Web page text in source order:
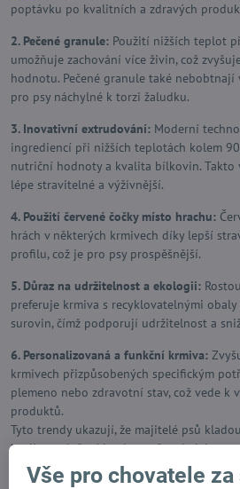
poptávku po kvalitních a zdravých
2. Pečené granule: Použití nižších teplot
umožňuje zachování více živin, což
hodnotu. Pečené granule také nebobtnají
pro psy náchylné k torzi žaludku.
3. Inovativní extrudování: Moderní
ingrediencí při nižších teplotách kolem 90
nutriční hodnoty a kvalita bílkovin. Takto
lépe stravitelné a výživnější.
4. Použití červené čočky místo hrachu:
hrách v některých krmivech díky lepší
profilu, což je pro psy prospěšnější.
5. Důraz na udržitelnost a ekologii:
preferuje krmiva s recyklovatelnými
surovin, čímž podporují udržitelnost a
6. Personalizovaná a funkční krmiva:
krmivech přizpůsobených specifickým
plemeno nebo zdravotní stav, což vede k
produktů.
Tyto trendy ukazují, že majitelé psů
kvalitu a složení krmiva, což vede k
na trhu.
Vše pro chovatele